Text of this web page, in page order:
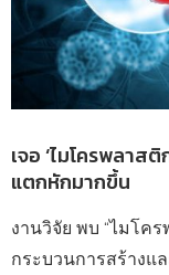
เจอ ‘ไมโครพลาส
แตกหักมากขึ้น
งานวิจัย พบ “ไมโค
กระบวนการสร้างแ